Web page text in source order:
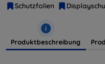
Schutzfolien
Produktbeschreibung